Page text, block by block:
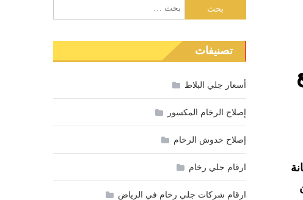
تصنيفات
أسعار جلي البلاط
إصلاح الرخام المكسور
إصلاح خدوش الرخام
ارقام جلي رخام
ارقام شركات جلي رخام في الرياض